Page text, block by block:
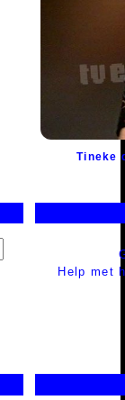
Tineke
Help met